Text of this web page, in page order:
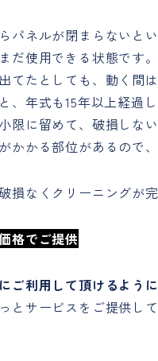
パネルが閉まらないと
だ使用できる状態です
てたとしても、動く間
、年式も15年以上経過
限に留めて、破損しな
かかる部位があるので
損なくクリーニングが完
格でご提供
ご利用して頂けるよう
とサービスをご提供し